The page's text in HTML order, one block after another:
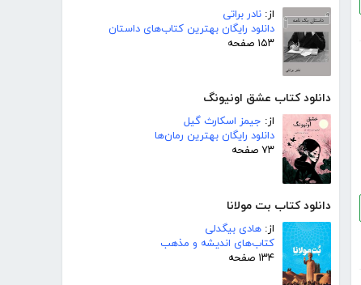
از: نادر براتی
دانلود رایگان بهترین کتاب‌های داستان
۱۵۳ صفحه
دانلود کتاب عشق اونیونگ
از: جیمز اسکارث گیل
دانلود رایگان بهترین رمان‌ها
۷۳ صفحه
دانلود کتاب بت مولانا
از: هادی بیگدلی
کتاب‌های اندیشه و مذهب
۱۳۴ صفحه